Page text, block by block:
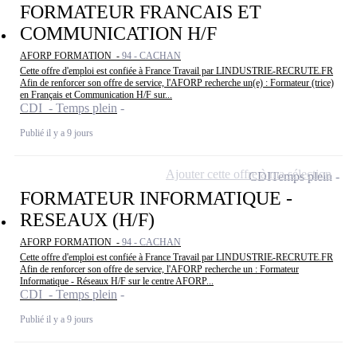
FORMATEUR FRANCAIS ET
COMMUNICATION H/F
AFORP FORMATION - 94 - CACHAN
Cette offre d'emploi est confiée à France Travail par LINDUSTRIE-RECRUTE.FR
Afin de renforcer son offre de service, l'AFORP recherche un(e) : Formateur (trice)
en Français et Communication H/F sur...
CDI - Temps plein
Publié il y a 9 jours
FORMATEUR INFORMATIQUE -
RESEAUX (H/F)
AFORP FORMATION - 94 - CACHAN
Cette offre d'emploi est confiée à France Travail par LINDUSTRIE-RECRUTE.FR
Afin de renforcer son offre de service, l'AFORP recherche un : Formateur
Informatique - Réseaux H/F sur le centre AFORP...
CDI - Temps plein
Publié il y a 9 jours
CDITemps plein
Ajouter cette offre à ma sélection